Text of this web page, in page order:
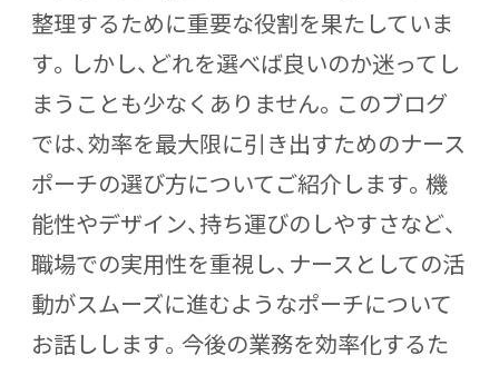
整理するために重要な役割を果たしていま
す。しかし、どれを選べば良いのか迷ってし
まうことも少なくありません。このブログ
では、効率を最大限に引き出すためのナース
ポーチの選び方についてご紹介します。機
能性やデザイン、持ち運びのしやすさなど、
職場での実用性を重視し、ナースとしての活
動がスムーズに進むようなポーチについて
お話しします。今後の業務を効率化するた